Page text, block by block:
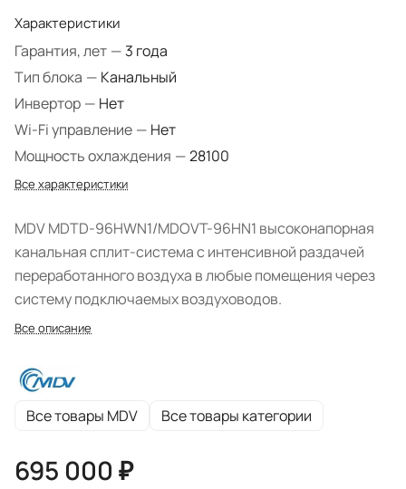
Характеристики
Гарантия, лет — 3 года
Тип блока — Канальный
Инвертор — Нет
Wi-Fi управление — Нет
Мощность охлаждения —28100
Все характеристики
MDV MDTD-96HWN1/MDOVT-96HN1 высоконапорная
канальная сплит-система с интенсивной раздачей
переработанного воздуха в любые помещения через
систему подключаемых воздуховодов.
Все описание
Все товары MDV Все товары категории
695 000 ₽